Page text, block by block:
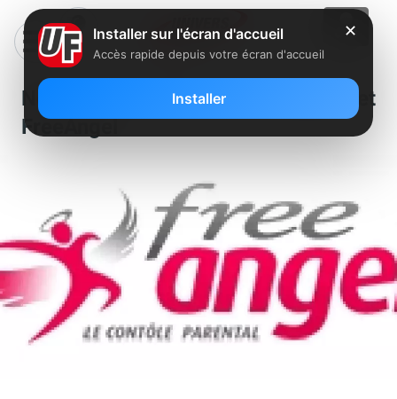
Nouvelles versions de Babygo et
FreeAngel
✕
Installer sur l'écran d'accueil
Accès rapide depuis votre écran d'accueil
Installer